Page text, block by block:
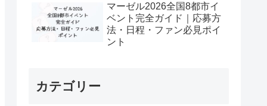
マーゼル2026全国8都市イ
ベント完全ガイド｜応募方
法・日程・ファン必見ポイ
ント
カテゴリー